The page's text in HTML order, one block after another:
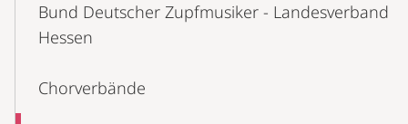
Bund Deutscher Zupfmusiker - Landesverband
Hessen
Chorverbände